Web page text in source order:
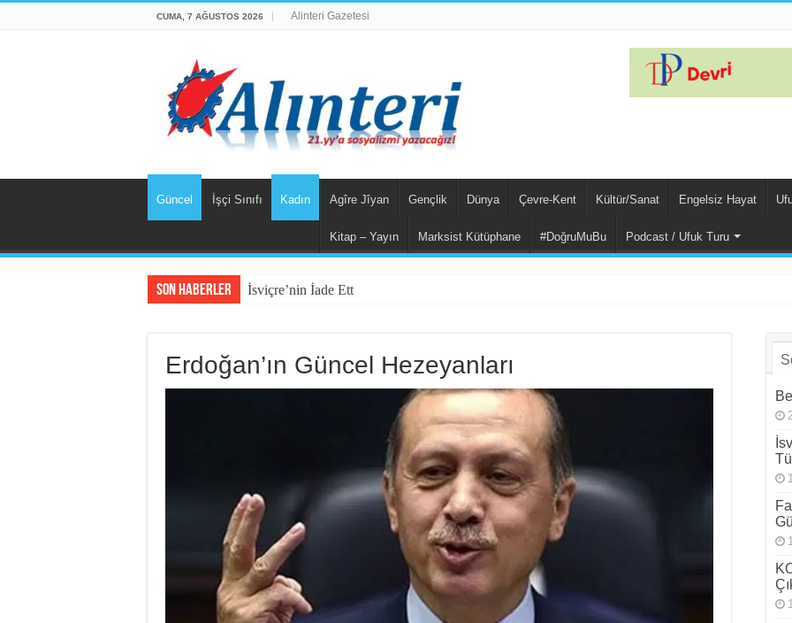
CUMA, 7 AĞUSTOS 2026 Alinteri Gazetesi
Güncel İşçi Sınıfı Kadın Agîre Jîyan Gençlik Dünya Çevre-Kent Kültür/Sanat Engelsiz Hayat
Kitap – Yayın Marksist Kütüphane #DoğruMuBu Podcast / Ufuk Turu
Son Haberler İsviçre’nin İade Ettiği Bahar Yalçınkaya Tür
Erdoğan’ın Güncel Hezeyanları